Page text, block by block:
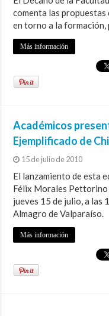
comenta las
en torno a la
Más información
Académicos
Ejemplificado de
15 de julio de 2010
El lanzamiento de esta
Félix Morales Pettorino
jueves 15 de julio, a las
Almagro de Valparaíso.
Más información